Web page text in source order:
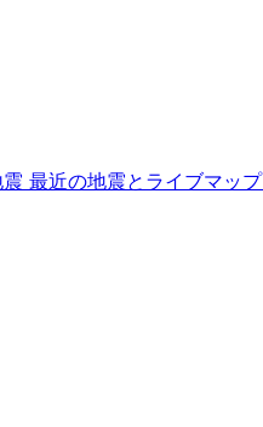
最近の地震とライブマップ